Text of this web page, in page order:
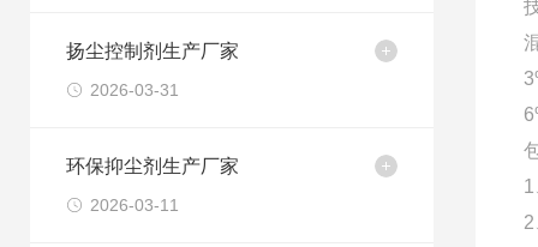
扬尘控制剂生产厂家
2026-03-31
环保抑尘剂生产厂家
2026-03-11